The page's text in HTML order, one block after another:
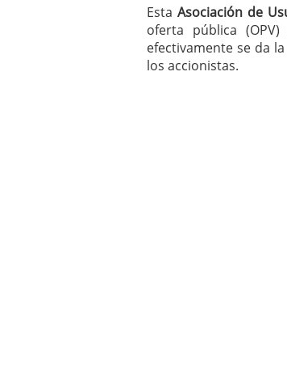
Esta Asociación de
oferta pública
efectivamente se da
los accionistas.